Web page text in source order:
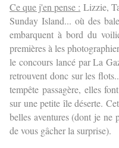
Ce que j'en pense : Lizzie,
Sunday Island... où des
embarquent à bord du
premières à les
le concours lancé par La
retrouvent donc sur les
tempête passagère, elles
sur une petite île déserte.
belles aventures (dont je ne
de vous gâcher la surprise).